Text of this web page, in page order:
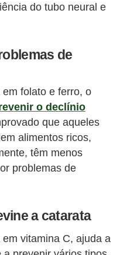
do tubo neural e
de
folato e ferro, o
o declínio
que aqueles
alimentos ricos,
têm menos
problemas de
a catarata
vitamina C, ajuda a